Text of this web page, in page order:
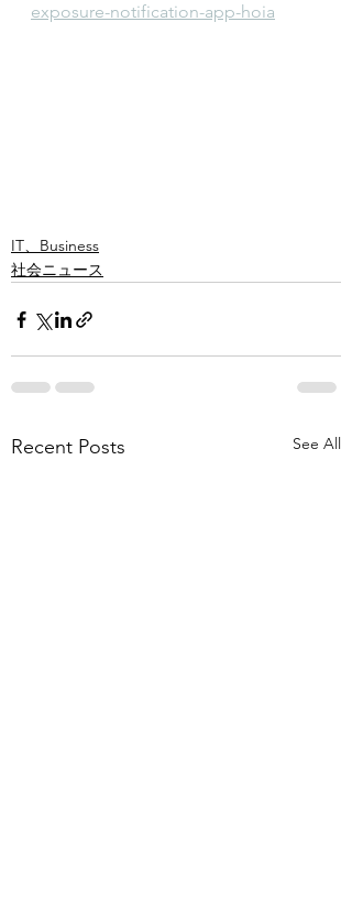
exposure-notification-app-hoia
IT、Business
社会ニュース
Recent Posts See All